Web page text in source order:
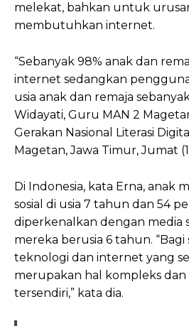
melekat, bahkan untuk
membutuhkan internet.
“Sebanyak 98% anak dan
internet sedangkan
usia anak dan remaja
Widayati, Guru MAN 2
Gerakan Nasional Literasi
Magetan, Jawa Timur, Jumat
Di Indonesia, kata Erna, anak
sosial di usia 7 tahun dan 54
diperkenalkan dengan media
mereka berusia 6 tahun.
teknologi dan internet yang
merupakan hal kompleks
tersendiri,” kata dia.